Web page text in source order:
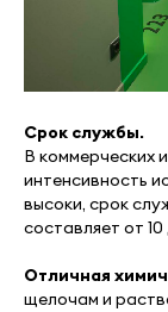
Срок службы.
В коммерческих
интенсивность
высоки, срок
составляет от
Отличная
щелочам и